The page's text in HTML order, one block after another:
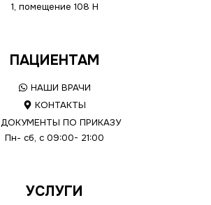
1, помещение 108 Н
ПАЦИЕНТАМ
НАШИ ВРАЧИ
КОНТАКТЫ
ДОКУМЕНТЫ ПО ПРИКАЗУ
Пн- сб, с 09:00- 21:00
УСЛУГИ